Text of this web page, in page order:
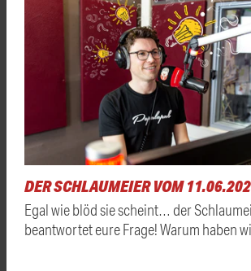
DER SCHLAUMEIER VOM
Egal wie blöd sie scheint… der
beantwortet eure Frage! Warum haben